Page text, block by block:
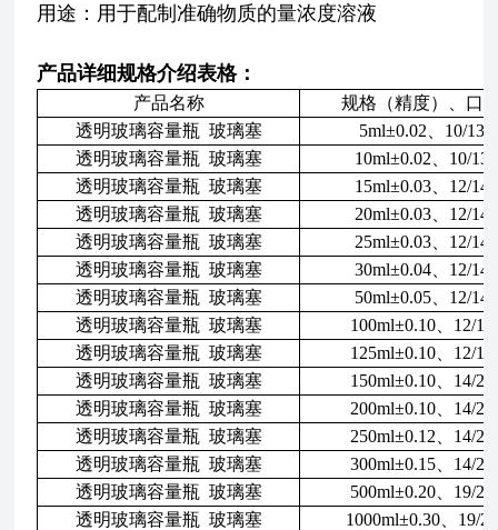
用途：用于配制准确物质的量浓度溶液
产品详细规格介绍表格：
产品名称
规格（精度）、口
透明玻璃容量瓶 玻璃塞
5ml±0.02、10/13
透明玻璃容量瓶 玻璃塞
10ml±0.02、10/13
透明玻璃容量瓶 玻璃塞
15ml±0.03、12/14
透明玻璃容量瓶 玻璃塞
20ml±0.03、12/14
透明玻璃容量瓶 玻璃塞
25ml±0.03、12/14
透明玻璃容量瓶 玻璃塞
30ml±0.04、12/14
透明玻璃容量瓶 玻璃塞
50ml±0.05、12/14
透明玻璃容量瓶 玻璃塞
100ml±0.10、12/14
透明玻璃容量瓶 玻璃塞
125ml±0.10、12/14
透明玻璃容量瓶 玻璃塞
150ml±0.10、14/23
透明玻璃容量瓶 玻璃塞
200ml±0.10、14/23
透明玻璃容量瓶 玻璃塞
250ml±0.12、14/23
透明玻璃容量瓶 玻璃塞
300ml±0.15、14/23
透明玻璃容量瓶 玻璃塞
500ml±0.20、19/26
透明玻璃容量瓶 玻璃塞
1000ml±0.30、19/26